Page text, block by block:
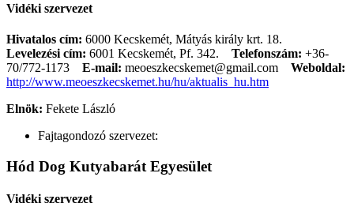
Vidéki szervezet
Hivatalos cím: 6000 Kecskemét, Mátyás király krt. 18.
Levelezési cím: 6001 Kecskemét, Pf. 342. Telefonszám: +36-
70/772-1173
E-mail: meoeszkecskemet@gmail.com
Weboldal:
http://www.meoeszkecskemet.hu/hu/aktualis_hu.htm
Elnök: Fekete László
Fajtagondozó szervezet:
Hód Dog Kutyabarát Egyesület
Vidéki szervezet